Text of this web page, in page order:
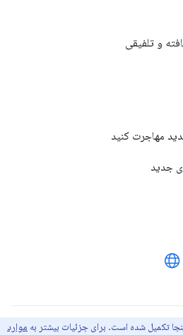
و تلفیقی
مهاجرت کنید
جدید
تکمیل شده است. برای جزئیات بیشتر به موارد